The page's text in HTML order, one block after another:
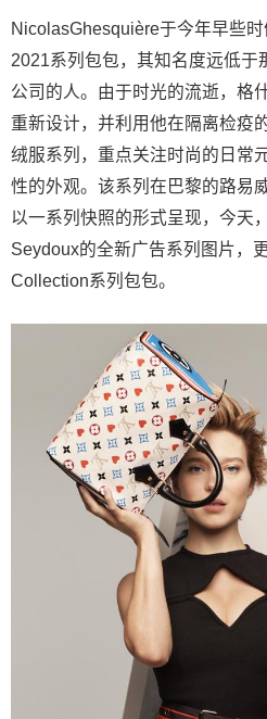
NicolasGhesquière于今年早些
2021系列包包，其知名度远低于
公司的人。由于时光的流逝，格
重新设计，并利用他在隔离检疫
绒服系列，重点关注时尚的日常
性的外观。该系列在巴黎的路易
以一系列快照的形式呈现，今天
Seydoux的全新广告系列图片，
Collection系列包包。